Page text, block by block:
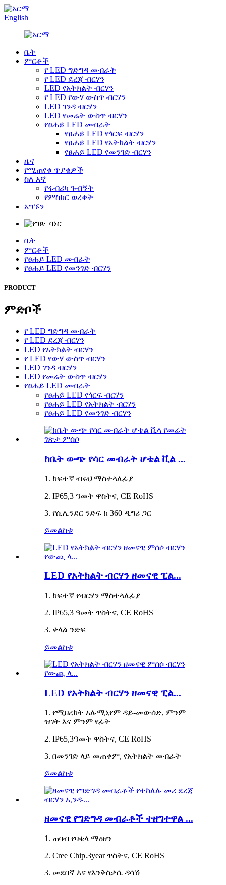
English
ቤት
ምርቶች
የ LED ግድግዳ መብራት
የ LED ደረጃ ብርሃን
LED የአትክልት ብርሃን
የ LED የውሃ ውስጥ ብርሃን
LED ገንዳ ብርሃን
LED የመሬት ውስጥ ብርሃን
የፀሐይ LED መብራት
የፀሐይ LED የጎርፍ ብርሃን
የፀሐይ LED የአትክልት ብርሃን
የፀሐይ LED የመንገድ ብርሃን
ዜና
የሚጠየቁ ጥያቄዎች
ስለ እኛ
የፋብሪካ ጉብኝት
የምስክር ወረቀት
አግኙን
ቤት
ምርቶች
የፀሐይ LED መብራት
የፀሐይ LED የመንገድ ብርሃን
PRODUCT
ምድቦች
የ LED ግድግዳ መብራት
የ LED ደረጃ ብርሃን
LED የአትክልት ብርሃን
የ LED የውሃ ውስጥ ብርሃን
LED ገንዳ ብርሃን
LED የመሬት ውስጥ ብርሃን
የፀሐይ LED መብራት
የፀሐይ LED የጎርፍ ብርሃን
የፀሐይ LED የአትክልት ብርሃን
የፀሐይ LED የመንገድ ብርሃን
ከቤት ውጭ የሳር መብራት ሆቴል ቪል ...
1. ከፍተኛ ብሩህ ማስተላለፊያ
2. IP65,3 ዓመት ዋስትና, CE RoHS
3. የሲሊንደር ንድፍ ከ 360 ዲግሪ ጋር
ይመልከቱ
LED የአትክልት ብርሃን ዘመናዊ ፒል...
1. ከፍተኛ የብርሃን ማስተላለፊያ
2. IP65,3 ዓመት ዋስትና, CE RoHS
3. ቀላል ንድፍ
ይመልከቱ
LED የአትክልት ብርሃን ዘመናዊ ፒል...
1. የሚበረክት አሉሚኒየም ዳይ-መውሰድ, ምንም
ዝገት እና ምንም የፊት
2. IP65,3ዓመት ዋስትና, CE RoHS
3. በመንገድ ላይ መጠቀም, የአትክልት መብራት
ይመልከቱ
ዘመናዊ የግድግዳ መብራቶች ተዘግተዋል ...
1. ጠባብ የባቄላ ማዕዘን
2. Cree Chip.3year ዋስትና, CE RoHS
3. መደበኛ እና የእንቅስቃሴ ዳሳሽ